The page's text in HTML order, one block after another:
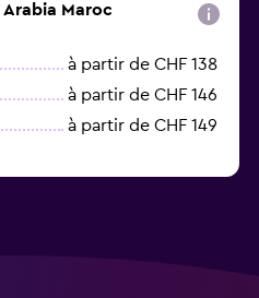
Maroc
à partir de CHF 138
à partir de CHF 146
à partir de CHF 149